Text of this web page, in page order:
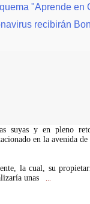
"Aprende en
recibirán
suyas y en pleno
en la avenida
la cual, su
unas